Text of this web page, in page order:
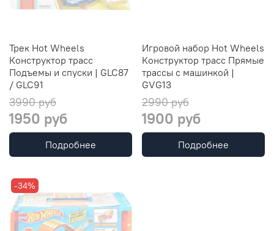
Трек Hot Wheels
Конструктор трасс
Подъемы и спуски | GLC87
/ GLC91
3990 руб
1950 руб
Подробнее
Игровой набор Hot Wheels
Конструктор трасс Прямые
трассы с машинкой |
GVG13
2990 руб
1900 руб
Подробнее
-34%